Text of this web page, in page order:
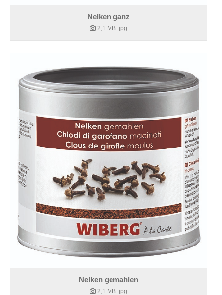
Nelken ganz
2,1 MB .jpg
Nelken gemahlen
2,1 MB .jpg